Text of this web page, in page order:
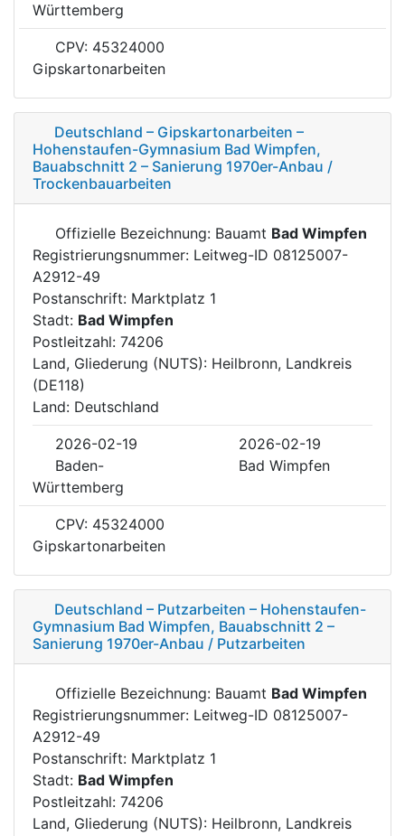
Württemberg
CPV: 45324000
Gipskartonarbeiten
Deutschland – Gipskartonarbeiten –
Hohenstaufen-Gymnasium Bad Wimpfen,
Bauabschnitt 2 – Sanierung 1970er-Anbau /
Trockenbauarbeiten
Offizielle Bezeichnung: Bauamt Bad Wimpfen
Registrierungsnummer: Leitweg-ID 08125007-
A2912-49
Postanschrift: Marktplatz 1
Stadt: Bad Wimpfen
Postleitzahl: 74206
Land, Gliederung (NUTS): Heilbronn, Landkreis
(DE118)
Land: Deutschland
2026-02-19
2026-02-19
Baden-
Württemberg
Bad Wimpfen
CPV: 45324000
Gipskartonarbeiten
Deutschland – Putzarbeiten – Hohenstaufen-
Gymnasium Bad Wimpfen, Bauabschnitt 2 –
Sanierung 1970er-Anbau / Putzarbeiten
Offizielle Bezeichnung: Bauamt Bad Wimpfen
Registrierungsnummer: Leitweg-ID 08125007-
A2912-49
Postanschrift: Marktplatz 1
Stadt: Bad Wimpfen
Postleitzahl: 74206
Land, Gliederung (NUTS): Heilbronn, Landkreis